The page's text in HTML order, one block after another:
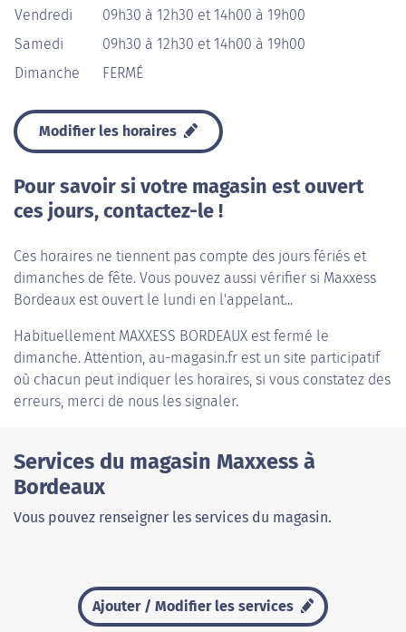
Vendredi
09h30 à 12h30 et 14h00 à 19h00
Samedi
09h30 à 12h30 et 14h00 à 19h00
Dimanche
FERMÉ
Modifier les horaires
Pour savoir si votre magasin est ouvert
ces jours, contactez-le !
Ces horaires ne tiennent pas compte des jours fériés et
dimanches de fête. Vous pouvez aussi vérifier si Maxxess
Bordeaux est ouvert le lundi en l'appelant...
Habituellement MAXXESS BORDEAUX est fermé le
dimanche. Attention, au-magasin.fr est un site participatif
où chacun peut indiquer les horaires, si vous constatez des
erreurs, merci de nous les signaler.
Services du magasin Maxxess à
Bordeaux
Vous pouvez renseigner les services du magasin.
Ajouter / Modifier les services